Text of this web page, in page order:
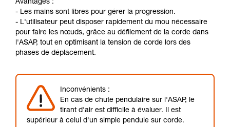
avec un professionnel votre capacité à refaire
la manipulation, seul, en toute sécurité, avant
de la reproduire en autonomie.
Nous donnons des exemples de techniques
liées à votre activité. Il peut en exister d’autres
que nous ne décrivons pas ici.
Avantages :
- Les mains sont libres pour gérer la progression.
- L'utilisateur peut disposer rapidement du mou nécessaire
pour faire les nœuds, grâce au défilement de la corde dans
l'ASAP, tout en optimisant la tension de corde lors des
phases de déplacement.
Inconvénients :
En cas de chute pendulaire sur l'ASAP, le
tirant d'air est difficile à évaluer. Il est
supérieur à celui d'un simple pendule sur corde.